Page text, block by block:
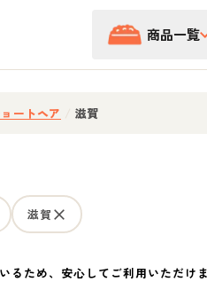
商品一覧
ートヘア 滋賀
滋賀
るため、安心してご利用いただ